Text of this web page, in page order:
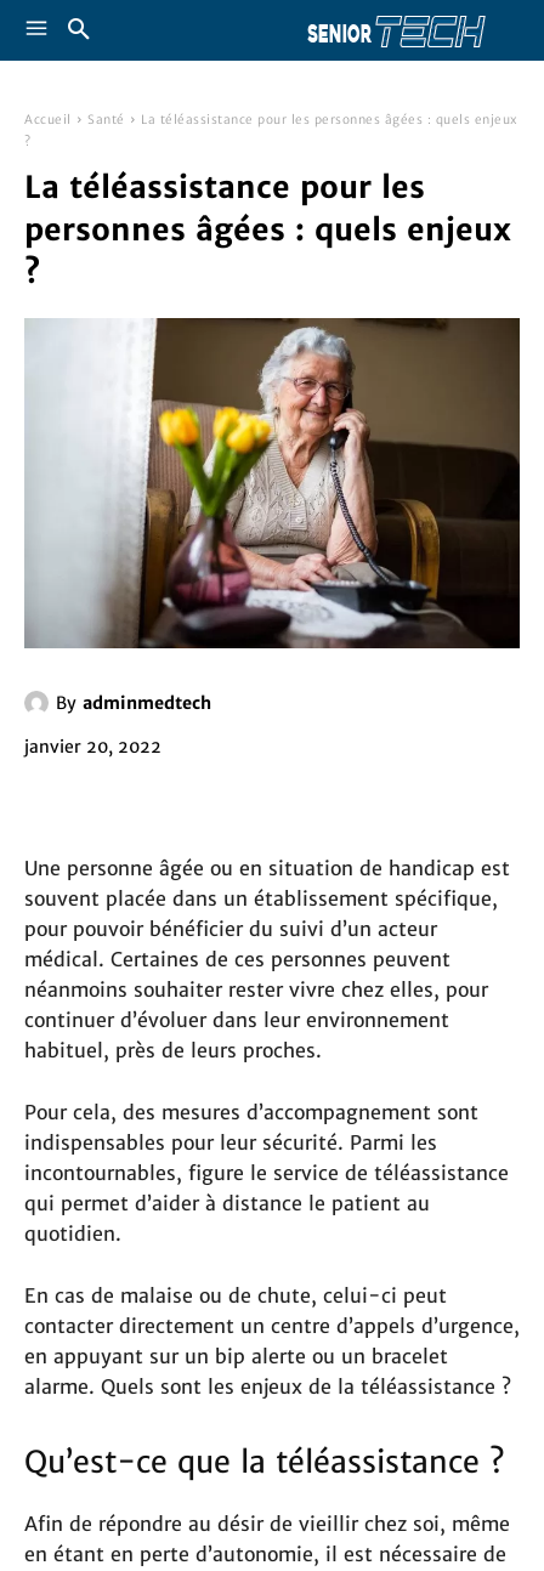
Accueil Santé
La téléassistance pour les personnes âgées : quels enjeux
?
La téléassistance pour les
personnes âgées : quels enjeux
?
By adminmedtech
janvier 20, 2022
Une personne âgée ou en situation de handicap est
souvent placée dans un établissement spécifique,
pour pouvoir bénéficier du suivi d’un acteur
médical. Certaines de ces personnes peuvent
néanmoins souhaiter rester vivre chez elles, pour
continuer d’évoluer dans leur environnement
habituel, près de leurs proches.
Pour cela, des mesures d’accompagnement sont
indispensables pour leur sécurité. Parmi les
incontournables, figure le service de téléassistance
qui permet d’aider à distance le patient au
quotidien.
En cas de malaise ou de chute, celui-ci peut
contacter directement un centre d’appels d’urgence,
en appuyant sur un bip alerte ou un bracelet
alarme. Quels sont les enjeux de la téléassistance ?
Qu’est-ce que la téléassistance ?
Afin de répondre au désir de vieillir chez soi, même
en étant en perte d’autonomie, il est nécessaire de